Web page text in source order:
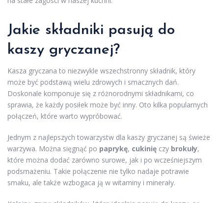
Jakie składniki pasują do
kaszy gryczanej?
Kasza gryczana to niezwykle wszechstronny składnik, który
może być podstawą wielu zdrowych i smacznych dań.
Doskonale komponuje się z różnorodnymi składnikami, co
sprawia, że każdy posiłek może być inny. Oto kilka popularnych
połączeń, które warto wypróbować.
Jednym z najlepszych towarzystw dla kaszy gryczanej są świeże
warzywa. Można sięgnąć po paprykę, cukinię czy brokuły,
które można dodać zarówno surowe, jak i po wcześniejszym
podsmażeniu. Takie połączenie nie tylko nadaje potrawie
smaku, ale także wzbogaca ją w witaminy i minerały.